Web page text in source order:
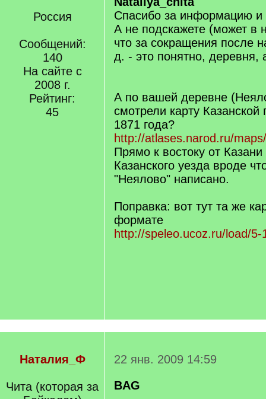
Россия
Сообщений:
140
На сайте с
2008 г.
Рейтинг:
45
Спасибо за информацию и
А не подскажете (может в
что за сокращения после
д. - это понятно, деревня,
А по вашей деревне
смотрели карту Казанской
1871 года?
http://atlases.narod.ru/
Прямо к востоку от Казани
Казанского уезда вроде
"Неялово" написано.
Поправка: вот тут та же
формате
http://speleo.ucoz.ru/load/5-
Наталия_Ф
Чита (которая за
22 янв. 2009 14:59
BAG